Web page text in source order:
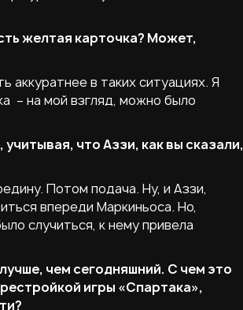
желтая карточка? Может,
аккуратнее в таких ситуациях. Я
– на мой взгляд, можно было
что Аззи, как вы сказали,
Потом подача. Ну, и Аззи,
впереди Маркиньоса. Но,
случиться, к нему привела
чем сегодняшний. С чем это
игры «Спартака»,